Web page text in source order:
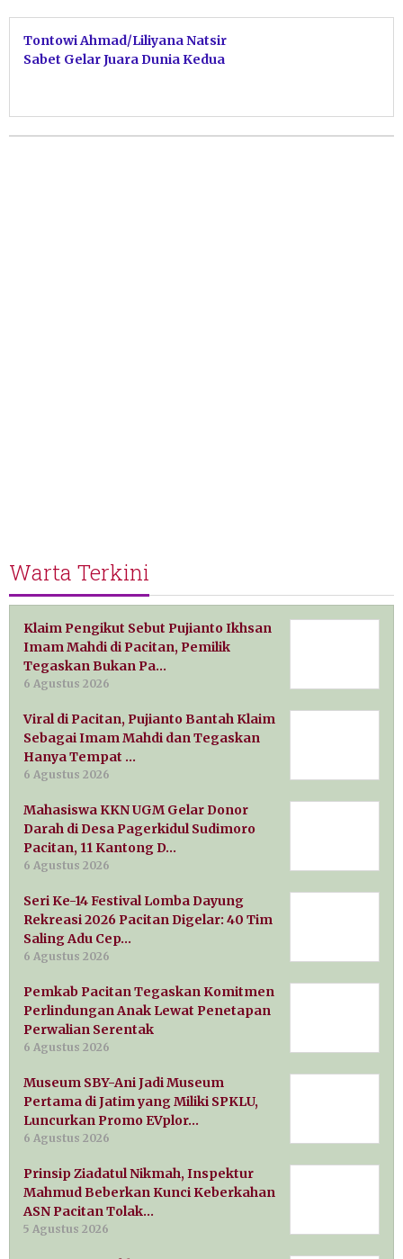
Tontowi Ahmad/Liliyana Natsir
Sabet Gelar Juara Dunia Kedua
Warta Terkini
Klaim Pengikut Sebut Pujianto Ikhsan
Imam Mahdi di Pacitan, Pemilik
Tegaskan Bukan Pa…
6 Agustus 2026
Viral di Pacitan, Pujianto Bantah Klaim
Sebagai Imam Mahdi dan Tegaskan
Hanya Tempat …
6 Agustus 2026
Mahasiswa KKN UGM Gelar Donor
Darah di Desa Pagerkidul Sudimoro
Pacitan, 11 Kantong D…
6 Agustus 2026
Seri Ke-14 Festival Lomba Dayung
Rekreasi 2026 Pacitan Digelar: 40 Tim
Saling Adu Cep…
6 Agustus 2026
Pemkab Pacitan Tegaskan Komitmen
Perlindungan Anak Lewat Penetapan
Perwalian Serentak
6 Agustus 2026
Museum SBY-Ani Jadi Museum
Pertama di Jatim yang Miliki SPKLU,
Luncurkan Promo EVplor…
6 Agustus 2026
Prinsip Ziadatul Nikmah, Inspektur
Mahmud Beberkan Kunci Keberkahan
ASN Pacitan Tolak…
5 Agustus 2026